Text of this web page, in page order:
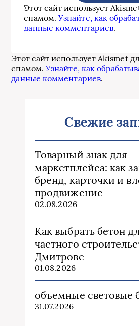
Этот сайт использует
спамом.Узнайте, как
данные комментариев.
Этот сайт использует Akismet
спамом.Узнайте, как
данные комментариев.
Свежие
Товарный знак для
маркетплейса: как
бренд, карточки и
продвижение
02.08.2026
Как выбрать бетон
частного
Дмитрове
01.08.2026
объемные световые
31.07.2026